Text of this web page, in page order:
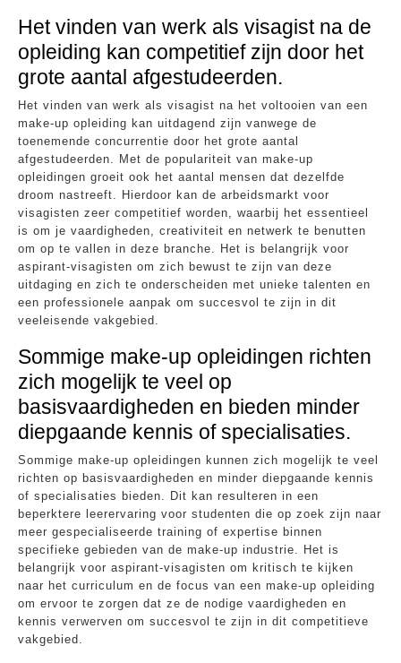
Het vinden van werk als visagist na de
opleiding kan competitief zijn door het
grote aantal afgestudeerden.
Het vinden van werk als visagist na het voltooien van een
make-up opleiding kan uitdagend zijn vanwege de
toenemende concurrentie door het grote aantal
afgestudeerden. Met de populariteit van make-up
opleidingen groeit ook het aantal mensen dat dezelfde
droom nastreeft. Hierdoor kan de arbeidsmarkt voor
visagisten zeer competitief worden, waarbij het essentieel
is om je vaardigheden, creativiteit en netwerk te benutten
om op te vallen in deze branche. Het is belangrijk voor
aspirant-visagisten om zich bewust te zijn van deze
uitdaging en zich te onderscheiden met unieke talenten en
een professionele aanpak om succesvol te zijn in dit
veeleisende vakgebied.
Sommige make-up opleidingen richten
zich mogelijk te veel op
basisvaardigheden en bieden minder
diepgaande kennis of specialisaties.
Sommige make-up opleidingen kunnen zich mogelijk te veel
richten op basisvaardigheden en minder diepgaande kennis
of specialisaties bieden. Dit kan resulteren in een
beperktere leerervaring voor studenten die op zoek zijn naar
meer gespecialiseerde training of expertise binnen
specifieke gebieden van de make-up industrie. Het is
belangrijk voor aspirant-visagisten om kritisch te kijken
naar het curriculum en de focus van een make-up opleiding
om ervoor te zorgen dat ze de nodige vaardigheden en
kennis verwerven om succesvol te zijn in dit competitieve
vakgebied.